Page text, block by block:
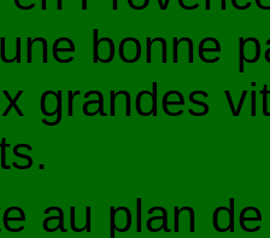
bonne
grandes
au plan